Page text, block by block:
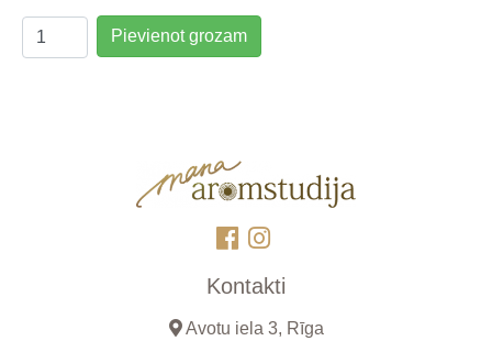
Pievienot grozam
Kontakti
Avotu iela 3, Rīga